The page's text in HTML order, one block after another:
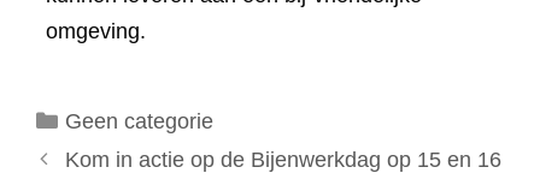
omgeving.
Categorieën
Geen categorie
Kom in actie op de Bijenwerkdag op 15 en 16